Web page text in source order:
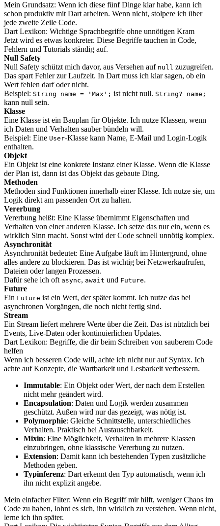
Mein Grundsatz: Wenn ich diese fünf Dinge klar habe, kann ich
schon produktiv mit Dart arbeiten. Wenn nicht, stolpere ich über
jede zweite Zeile Code.
Dart Lexikon: Wichtige Sprachbegriffe ohne unnötigen Kram
Jetzt wird es etwas konkreter. Diese Begriffe tauchen in Code,
Fehlern und Tutorials ständig auf.
Null Safety
Null Safety schützt mich davor, aus Versehen auf null zuzugreifen.
Das spart Fehler zur Laufzeit. In Dart muss ich klar sagen, ob ein
Wert fehlen darf oder nicht.
Beispiel: String name = 'Max'; ist nicht null. String? name;
kann null sein.
Klasse
Eine Klasse ist ein Bauplan für Objekte. Ich nutze Klassen, wenn
ich Daten und Verhalten sauber bündeln will.
Beispiel: Eine User-Klasse kann Name, E-Mail und Login-Logik
enthalten.
Objekt
Ein Objekt ist eine konkrete Instanz einer Klasse. Wenn die Klasse
der Plan ist, dann ist das Objekt das gebaute Ding.
Methoden
Methoden sind Funktionen innerhalb einer Klasse. Ich nutze sie, um
Logik direkt am passenden Ort zu halten.
Vererbung
Vererbung heißt: Eine Klasse übernimmt Eigenschaften und
Verhalten von einer anderen Klasse. Ich setze das nur ein, wenn es
wirklich Sinn macht. Sonst wird der Code schnell unnötig komplex.
Asynchronität
Asynchronität bedeutet: Eine Aufgabe läuft im Hintergrund, ohne
alles andere zu blockieren. Das ist wichtig bei Netzwerkaufrufen,
Dateien oder langen Prozessen.
Dafür sehe ich oft async, await und Future.
Future
Ein Future ist ein Wert, der später kommt. Ich nutze das bei
asynchronen Vorgängen, die noch nicht fertig sind.
Stream
Ein Stream liefert mehrere Werte über die Zeit. Das ist nützlich bei
Events, Live-Daten oder kontinuierlichen Updates.
Dart Lexikon: Begriffe, die dir beim Schreiben von sauberem Code
helfen
Wenn ich besseren Code will, achte ich nicht nur auf Syntax. Ich
achte auf Konzepte, die Wartbarkeit und Lesbarkeit verbessern.
Immutable: Ein Objekt oder Wert, der nach dem Erstellen
nicht mehr geändert wird.
Encapsulation: Daten und Logik werden zusammen
geschützt. Außen wird nur das gezeigt, was nötig ist.
Polymorphie: Gleiche Schnittstelle, unterschiedliches
Verhalten. Praktisch bei Austauschbarkeit.
Mixin: Eine Möglichkeit, Verhalten in mehrere Klassen
einzubringen, ohne klassische Vererbung zu nutzen.
Extension: Damit kann ich bestehenden Typen zusätzliche
Methoden geben.
Typinferenz: Dart erkennt den Typ automatisch, wenn ich
ihn nicht explizit angebe.
Mein einfacher Filter: Wenn ein Begriff mir hilft, weniger Chaos im
Code zu haben, lohnt es sich, ihn wirklich zu verstehen. Wenn nicht,
lerne ich ihn später.